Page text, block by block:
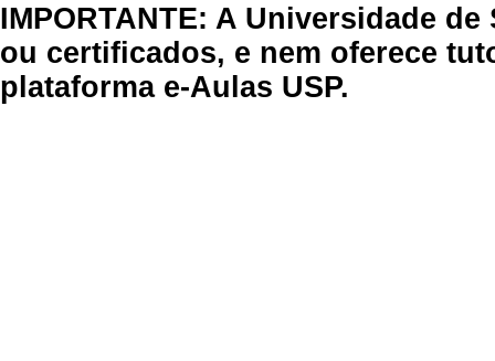
IMPORTANTE: A Universidade
ou certificados, e nem oferece
plataforma e-Aulas USP.